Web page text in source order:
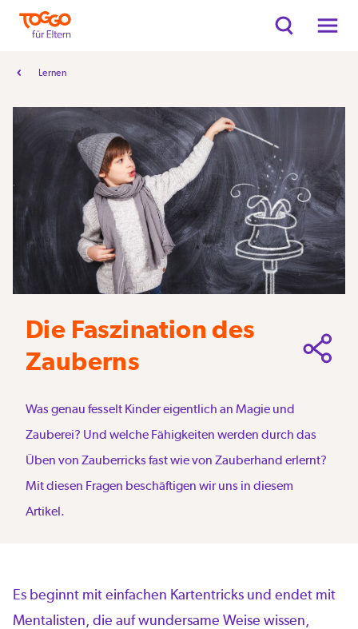
Lernen
Die Faszination des
Zauberns
Was genau fesselt Kinder eigentlich an Magie und
Zauberei? Und welche Fähigkeiten werden durch das
Üben von Zauberricks fast wie von Zauberhand erlernt?
Mit diesen Fragen beschäftigen wir uns in diesem
Artikel.
Es beginnt mit einfachen Kartentricks und endet mit
Mentalisten, die auf wundersame Weise wissen,